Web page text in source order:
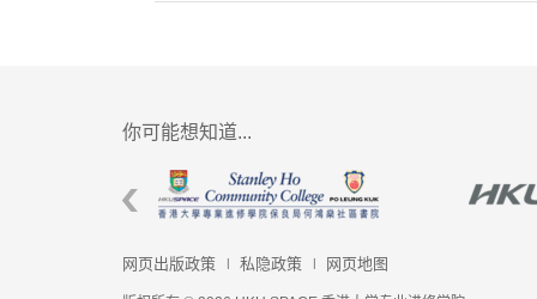
你可能想知道...
网页出版政策 私隐政策 网页地图